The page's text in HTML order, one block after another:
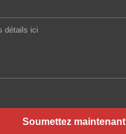
Soumettez maintenant